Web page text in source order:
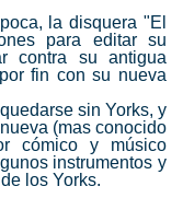
la disquera "El
para editar su
contra su antigua
fin con su nueva
sin Yorks, y
(mas conocido
cómico y músico
instrumentos y
los Yorks.